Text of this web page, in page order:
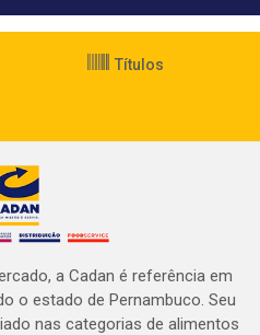
Títulos
a Cadan é referência em
o estado de Pernambuco. Seu
nas categorias de alimentos